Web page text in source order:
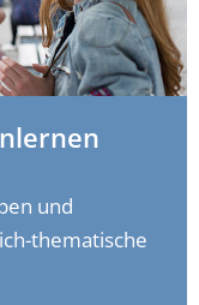
und
thematische